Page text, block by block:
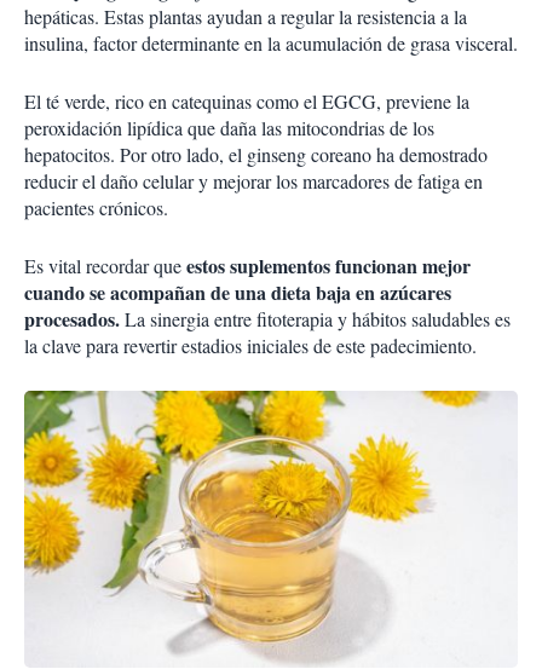
hepáticas. Estas plantas ayudan a regular la resistencia a la
insulina, factor determinante en la acumulación de grasa visceral.
El té verde, rico en catequinas como el EGCG, previene la
peroxidación lipídica que daña las mitocondrias de los
hepatocitos. Por otro lado, el ginseng coreano ha demostrado
reducir el daño celular y mejorar los marcadores de fatiga en
pacientes crónicos.
Es vital recordar queestos suplementos funcionan mejor
cuando se acompañan de una dieta baja en azúcares
procesados.La sinergia entre fitoterapia y hábitos saludables es
la clave para revertir estadios iniciales de este padecimiento.